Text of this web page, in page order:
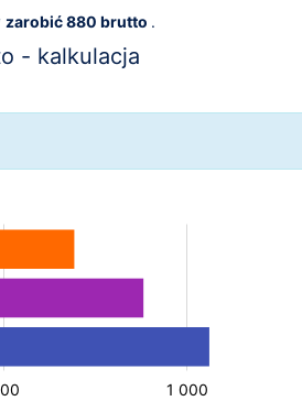
zarobić 880 brutto .
- kalkulacja
1 000